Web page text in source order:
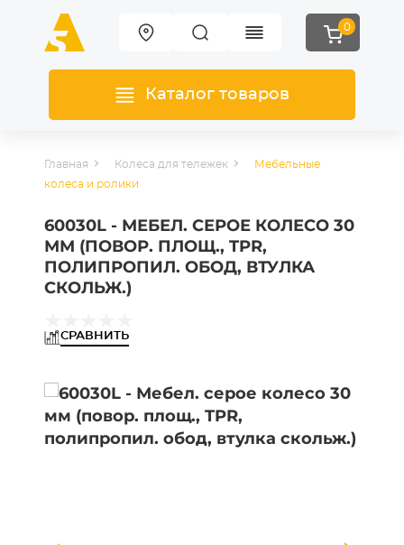
0
Каталог товаров
Главная Колеса для тележек
Мебельные
колеса и ролики
60030L - МЕБЕЛ. СЕРОЕ КОЛЕСО 30
ММ (ПОВОР. ПЛОЩ., TPR,
ПОЛИПРОПИЛ. ОБОД, ВТУЛКА
СКОЛЬЖ.)
СРАВНИТЬ